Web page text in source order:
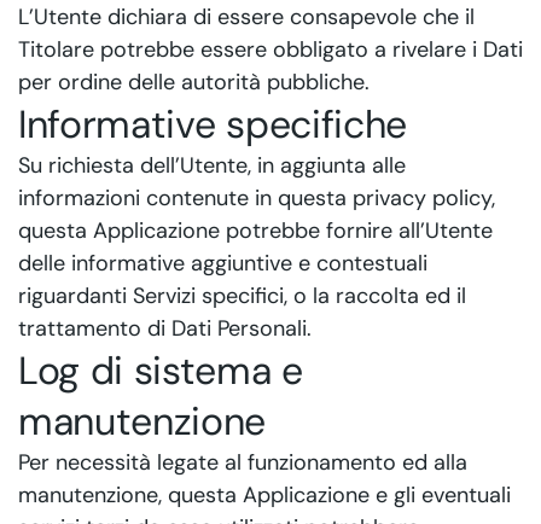
L’Utente dichiara di essere consapevole che il
Titolare potrebbe essere obbligato a rivelare i Dati
per ordine delle autorità pubbliche.
Informative specifiche
Su richiesta dell’Utente, in aggiunta alle
informazioni contenute in questa privacy policy,
questa Applicazione potrebbe fornire all’Utente
delle informative aggiuntive e contestuali
riguardanti Servizi specifici, o la raccolta ed il
trattamento di Dati Personali.
Log di sistema e
manutenzione
Per necessità legate al funzionamento ed alla
manutenzione, questa Applicazione e gli eventuali